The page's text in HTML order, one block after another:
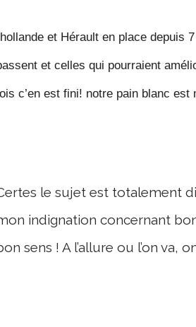
hollande et Hérault en place depuis
et celles qui pourraient
c’en est fini! notre pain blanc
le sujet est totalement
indignation concernant
sens ! A l’allure ou l’on va,